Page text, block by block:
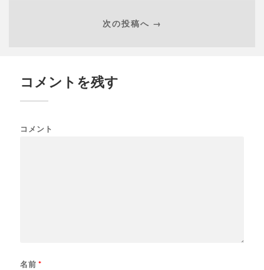
次の投稿へ →
コメントを残す
コメント
名前 *